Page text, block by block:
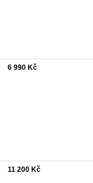
6 990 Kč
11 200 Kč